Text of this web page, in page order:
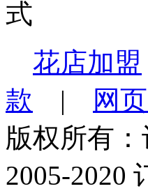
花店加盟
款 | 网
版权所有
2005-2020